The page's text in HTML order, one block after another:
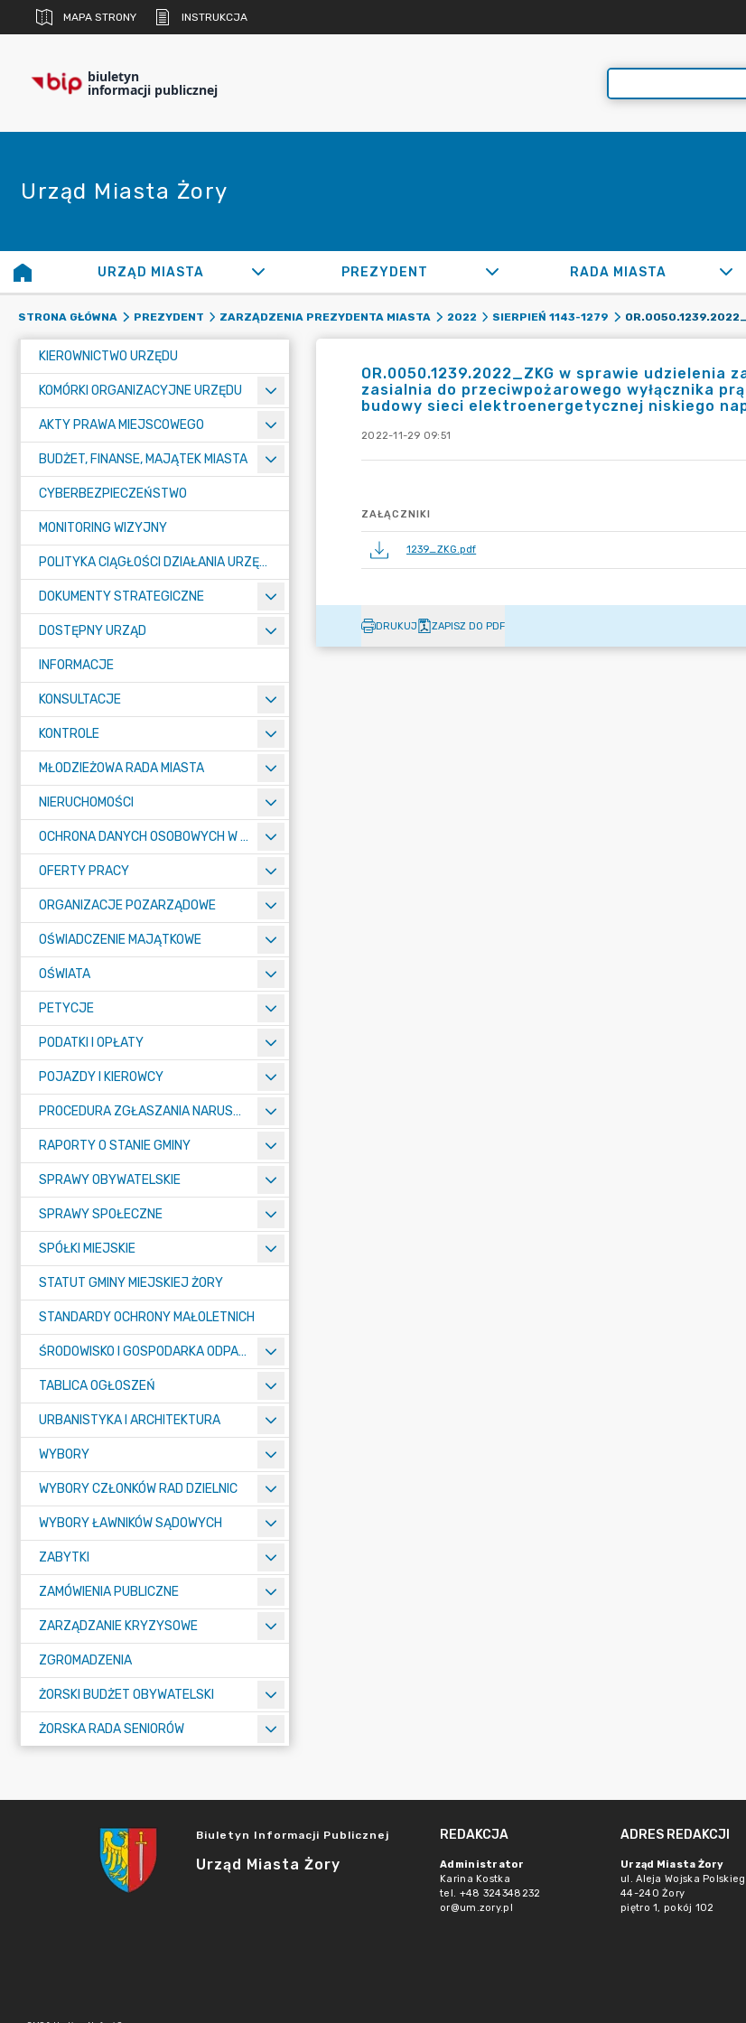
MAPA STRONY INSTRUKCJA
biuletyn
informacji publicznej
Urząd Miasta Żory
URZĄD MIASTA PREZYDENT RADA MIASTA
STRONA GŁÓWNA PREZYDENT ZARZĄDZENIA PREZYDENTA MIASTA 2022 SIERPIEŃ 1143-1279
KIEROWNICTWO URZĘDU
KOMÓRKI ORGANIZACYJNE URZĘDU
AKTY PRAWA MIEJSCOWEGO
BUDŻET, FINANSE, MAJĄTEK MIASTA
CYBERBEZPIECZEŃSTWO
MONITORING WIZYJNY
POLITYKA CIĄGŁOŚCI DZIAŁANIA URZĘDU MIASTA ŻORY
DOKUMENTY STRATEGICZNE
DOSTĘPNY URZĄD
INFORMACJE
KONSULTACJE
KONTROLE
MŁODZIEŻOWA RADA MIASTA
NIERUCHOMOŚCI
OCHRONA DANYCH OSOBOWYCH W URZĘDZIE MIASTA ŻORY - RODO
OFERTY PRACY
ORGANIZACJE POZARZĄDOWE
OŚWIADCZENIE MAJĄTKOWE
OŚWIATA
PETYCJE
PODATKI I OPŁATY
POJAZDY I KIEROWCY
PROCEDURA ZGŁASZANIA NARUSZEŃ PRAWA
RAPORTY O STANIE GMINY
SPRAWY OBYWATELSKIE
SPRAWY SPOŁECZNE
SPÓŁKI MIEJSKIE
STATUT GMINY MIEJSKIEJ ŻORY
STANDARDY OCHRONY MAŁOLETNICH
ŚRODOWISKO I GOSPODARKA ODPADAMI
TABLICA OGŁOSZEŃ
URBANISTYKA I ARCHITEKTURA
WYBORY
WYBORY CZŁONKÓW RAD DZIELNIC
WYBORY ŁAWNIKÓW SĄDOWYCH
ZABYTKI
ZAMÓWIENIA PUBLICZNE
ZARZĄDZANIE KRYZYSOWE
ZGROMADZENIA
ŻORSKI BUDŻET OBYWATELSKI
ŻORSKA RADA SENIORÓW
OR.0050.1239.2022_ZKG w sprawie udzielenia
zasialnia do przeciwpożarowego wyłącznika
budowy sieci elektroenergetycznej niskiego
2022-11-29 09:51
ZAŁĄCZNIKI
1239_ZKG.pdf
DRUKUJ ZAPISZ DO PDF
Biuletyn Informacji Publicznej
Urząd Miasta Żory
REDAKCJA
Administrator
Karina Kostka
tel. +48 324348232
or@um.zory.pl
ADRES REDAKCJI
Urząd Miasta Żory
ul. Aleja Wojska
44-240 Żory
piętro 1, pokój 102